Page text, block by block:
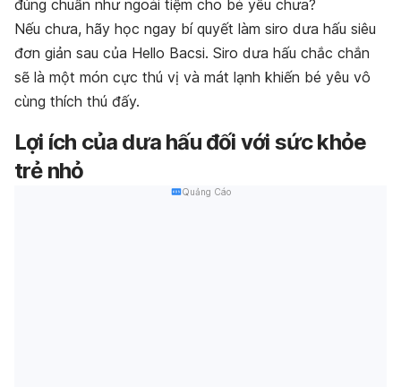
đúng chuẩn như ngoài tiệm cho bé yêu chưa?
Nếu chưa, hãy học ngay bí quyết làm siro dưa hấu siêu
đơn giản sau của Hello Bacsi. Siro dưa hấu chắc chắn
sẽ là một món cực thú vị và mát lạnh khiến bé yêu vô
cùng thích thú đấy.
Lợi ích của dưa hấu đối với sức khỏe
trẻ nhỏ
Quảng Cáo